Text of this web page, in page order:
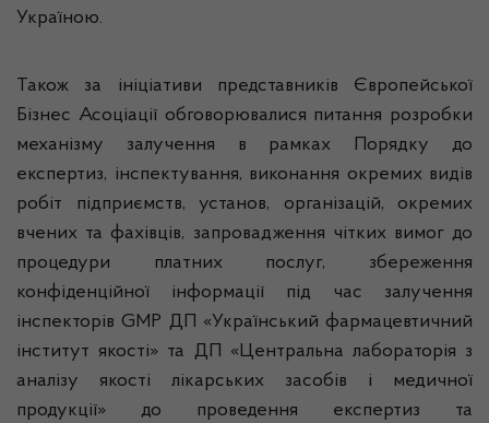
Україною.
Також за ініціативи представників Європейської
Бізнес Асоціації обговорювалися питання розробки
механізму залучення в рамках Порядку до
експертиз, інспектування, виконання окремих видів
робіт підприємств, установ, організацій, окремих
вчених та фахівців, запровадження чітких вимог до
процедури платних послуг, збереження
конфіденційної інформації під час залучення
інспекторів GMP ДП «Український фармацевтичний
інститут якості» та ДП «Центральна лабораторія з
аналізу якості лікарських засобів і медичної
продукції» до проведення експертиз та